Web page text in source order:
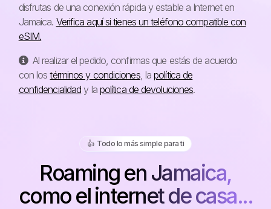
disfrutas de una conexión rápida y estable a Internet en
Jamaica. Verifica aquí si tienes un teléfono compatible con
eSIM.
Al realizar el pedido, confirmas que estás de acuerdo
con lostérminos y condiciones, lapolítica de
confidencialidad y la política de devoluciones.
👍️ Todo lo más simple para ti
Roaming en Jamaica,
como el internet de casa...